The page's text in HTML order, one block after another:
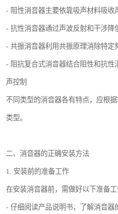
- 阻性消音器主要依靠吸声材料吸收
- 抗性消音器通过声波反射和干涉降
- 共振消音器利用共振原理消除特定
- 阻抗复合式消音器结合阻性和抗性
声控制
不同类型的消音器各有特点，应根
类型。
二、消音器的正确安装方法
1. 安装前的准备工作
在安装消音器前，需做好以下准备工
- 仔细阅读产品说明书，了解消音器